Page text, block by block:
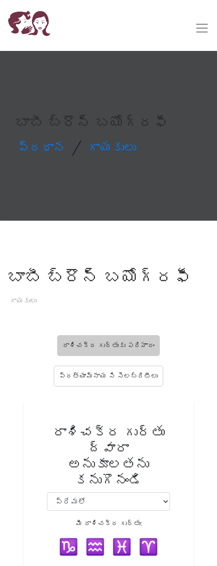
బాబీ బ్రౌన్ బయోగ్రఫీ
ప్రధాన / గాయకులు
బాబీ బ్రౌన్ బయోగ్రఫీ
గాయకులు
రాశిచక్ర గుర్తుకు పరిహారం
ప్రత్యామ్నాయ సి సెలబ్రిటీలు
రాశిచక్ర గుర్తు
ద్వారా
అనుకూలతను
కనుగొనండి
మీ రాశిచక్ర గుర్తు: